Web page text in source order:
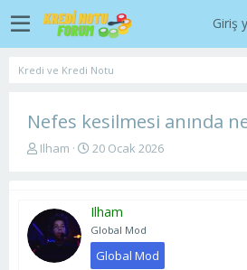
Giriş
Kredi ve Kredi Notu
Nefes kesilmesi anında
K
y
u
b
a
Ilham
B
a
n
g
20 Ocak 2026
Ilham
Global Mod
Global Mod